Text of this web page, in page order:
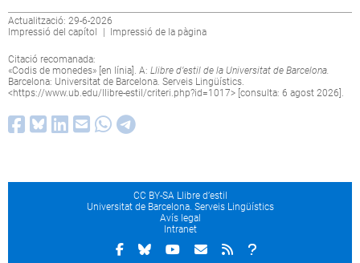
Actualització: 29-6-2026
Impressió del capítol
Impressió de la pàgina
Citació recomanada:
«Codis de monedes» [en línia]. A: Llibre d’estil de la Universitat de Barcelona.
Barcelona: Universitat de Barcelona. Serveis Lingüístics.
<https://www.ub.edu/llibre-estil/criteri.php?id=1017> [consulta: 6 agost 2026].
CC BY-SA Llibre d’estil
Universitat de Barcelona. Serveis Lingüístics
Avís legal
Intranet